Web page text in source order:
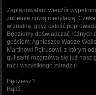
Zaplanowałam wieczór
zupełnie nową medytacją.
wizualna, gdyż całość
Będziemy doświadczać różnych
gościom: Agnieszce Wadze
Martinowi Petrusowi, z którym
qulisami rozgrzewa się już nasz
razu wszystkiego zdradzić
Będziesz?
Bądź.